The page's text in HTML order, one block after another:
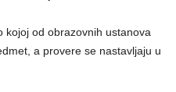
kojoj od obrazovnih ustanova
a provere se nastavljaju u